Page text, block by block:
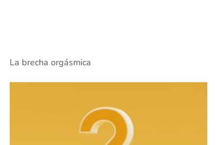
La brecha orgásmica